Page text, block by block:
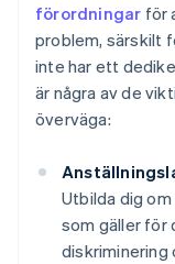
förordningar för
problem, särskilt
inte har ett
är några av de
överväga:
Utbilda dig
som gäller för